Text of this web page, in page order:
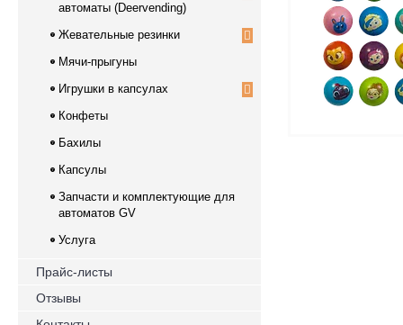
автоматы (Deervending)
Жевательные резинки
Мячи-прыгуны
Игрушки в капсулах
Конфеты
Бахилы
Капсулы
Запчасти и комплектующие для
автоматов GV
Услуга
Прайс-листы
Отзывы